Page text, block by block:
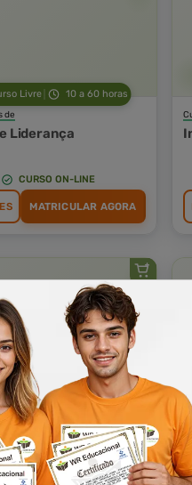
Livre 10 a 60 horas
de
Liderança
CURSO ON-LINE
MATRICULAR AGORA
Livre 10 a 60 horas
de
Movimentação
de Produtos
CURSO ON-LINE